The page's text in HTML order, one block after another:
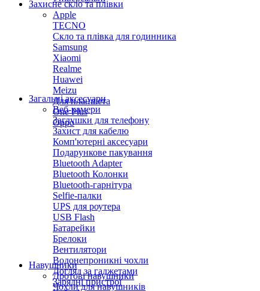
Захисне скло та плівки
Apple
TECNO
Скло та плівка для годинника
Samsung
Xiaomi
Realme
Huawei
Meizu
Для планшета
One Plus
Oppo
Загальні аксесуари
Веб-камери
Заглушки для телефону
Захист для кабелю
Комп'ютерні аксесуари
Подарункове пакування
Bluetooth Adapter
Bluetooth Колонки
Bluetooth-гарнітура
Selfie-палки
UPS для роутера
USB Flash
Батарейки
Брелоки
Вентилятори
Водонепроникні чохли
Догляд за гаджетами
Зарядні пристрої
Навушники
Дротові навушники
Чохли для навушників